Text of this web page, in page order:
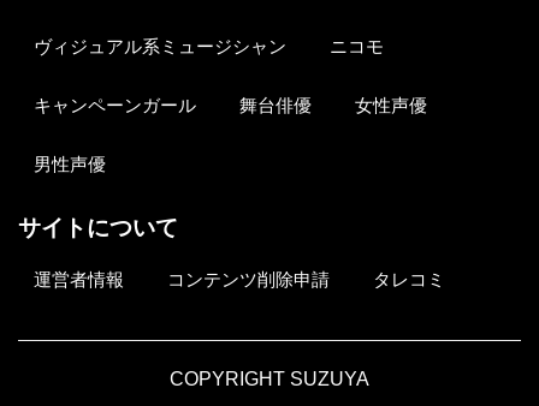
ヴィジュアル系ミュージシャン ニコモ
キャンペーンガール 舞台俳優 女性声優
男性声優
サイトについて
運営者情報 コンテンツ削除申請 タレコミ
COPYRIGHT SUZUYA